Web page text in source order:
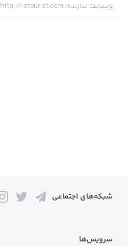
وبسایت سازنده:
http://iotourist.com
شبکه‌های اجتماعی
سرویس‌ها